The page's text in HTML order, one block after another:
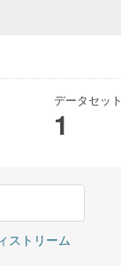
データセット
1
ストリーム